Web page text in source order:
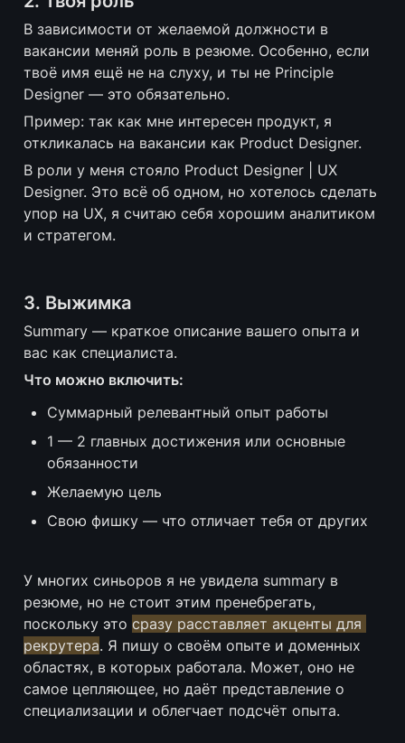
В зависимости от желаемой должности в
вакансии меняй роль в резюме. Особенно, если
твоё имя ещё не на слуху, и ты не Principle
Designer — это обязательно.
Пример: так как мне интересен продукт, я
откликалась на вакансии как Product Designer.
В роли у меня стояло Product Designer | UX
Designer. Это всё об одном, но хотелось сделать
упор на UX, я считаю себя хорошим аналитиком
и стратегом.
3. Выжимка
Summary — краткое описание вашего опыта и
вас как специалиста.
Что можно включить:
Суммарный релевантный опыт работы
1 — 2 главных достижения или основные
обязанности
Желаемую цель
Свою фишку — что отличает тебя от других
У многих синьоров я не увидела summary в
резюме, но не стоит этим пренебрегать,
поскольку это сразу расставляет акценты для
рекрутера. Я пишу о своём опыте и доменных
областях, в которых работала. Может, оно не
самое цепляющее, но даёт представление о
специализации и облегчает подсчёт опыта.